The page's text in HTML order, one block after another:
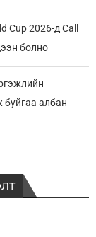
Cup 2026-д Call
болно
буйгаа албан